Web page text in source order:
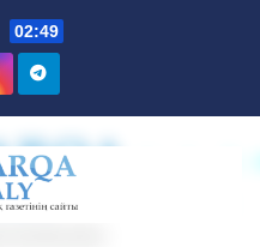
02:49